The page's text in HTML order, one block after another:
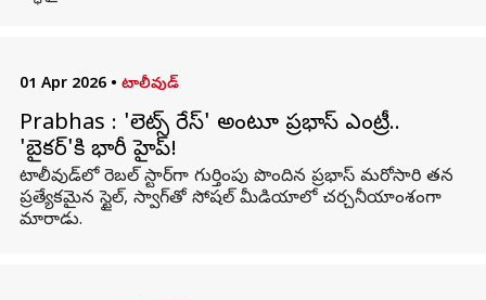
01 Apr 2026 • టాలీవుడ్
Prabhas : 'లెట్స్ రేస్' అంటూ ప్రభాస్ ఎంట్రీ..
'బైకర్'కి భారీ హైప్!
టాలీవుడ్‌లో రెబల్ స్టార్‌గా గుర్తింపు పొందిన ప్రభాస్ మరోసారి తన
ప్రత్యేకమైన స్టైల్, స్వాగ్‌తో సోషల్ మీడియాలో చర్చనీయాంశంగా
మారాడు.